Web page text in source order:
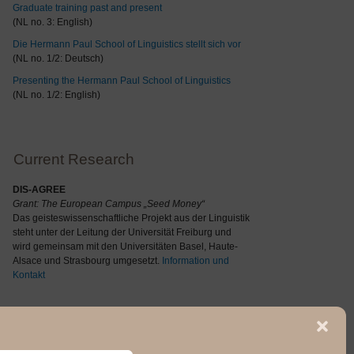
Graduate training past and present
(NL no. 3: English)
Die Hermann Paul School of Linguistics stellt sich vor
(NL no. 1/2: Deutsch)
Presenting the Hermann Paul School of Linguistics
(NL no. 1/2: English)
Current Research
DIS-AGREE
Grant: The European Campus „Seed Money“
Das geisteswissenschaftliche Projekt aus der Linguistik
steht unter der Leitung der Universität Freiburg und
wird gemeinsam mit den Universitäten Basel, Haute-
Alsace und Strasbourg umgesetzt. Information und
Kontakt